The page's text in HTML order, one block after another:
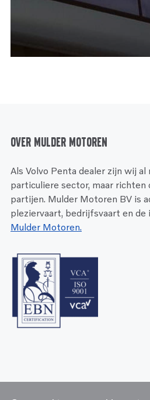
Over Mulder Motoren
Als Volvo Penta dealer zijn wij
particuliere sector, maar richten
partijen. Mulder Motoren BV is
pleziervaart, bedrijfsvaart en de
Mulder Motoren.